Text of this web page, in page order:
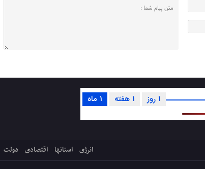
1 ماه 1 هفته 1 روز
انرژی استانها اقتصادی دولت